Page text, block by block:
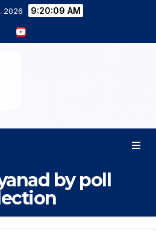
2026 9:20:10 AM
by poll